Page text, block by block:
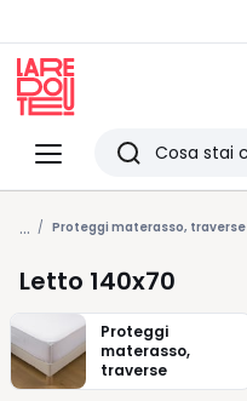
Menu
Redoute
Ricerca
Ultimi
articoli
visti
... Proteggi materasso, traverse
Letto 140x70
Proteggi
materasso,
traverse